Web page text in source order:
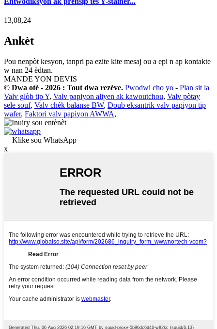
13,08,24
Ankèt
Pou nenpòt kesyon, tanpri pa ezite kite mesaj ou a epi n ap kontakte
w nan 24 èdtan.
MANDE YON DEVIS
© Dwa otè - 2026 : Tout dwa rezève. Pwodwi cho yo - Plan sit la
Valv glòb tip Y, Valv papiyon aliyen ak kawoutchou, Valv pòtay
sele souf, Valv chèk balanse BW, Doub eksantrik valv papiyon tip
wafer, Faktori valv papiyon AWWA,
Klike sou WhatsApp
x